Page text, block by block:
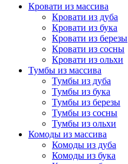
Кровати из массива
Кровати из дуба
Кровати из бука
Кровати из березы
Кровати из сосны
Кровати из ольхи
Тумбы из массива
Тумбы из дуба
Тумбы из бука
Тумбы из березы
Тумбы из сосны
Тумбы из ольхи
Комоды из массива
Комоды из дуба
Комоды из бука